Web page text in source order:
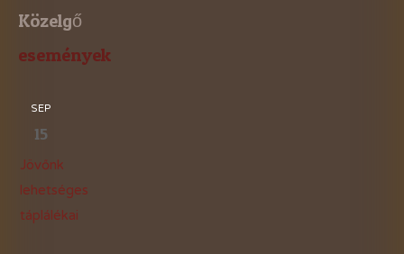
Közelgő
események
SEP
15
Jövőnk
lehetséges
táplálékai